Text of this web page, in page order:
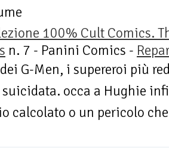
100% Cult Comics.
n. 7 - Panini Comics -
G-Men, i supereroi più
occa a Hughie
calcolato o un pericolo